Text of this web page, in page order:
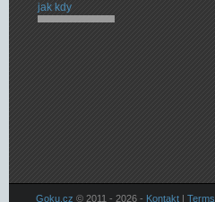
jak kdy
Goku.cz © 2011 - 2026 - Kontakt Terms